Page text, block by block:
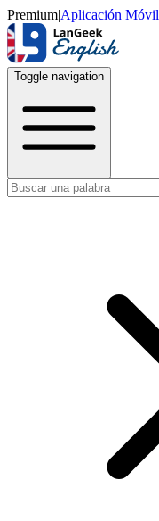
Premium|Aplicación Móvil
Toggle navigation